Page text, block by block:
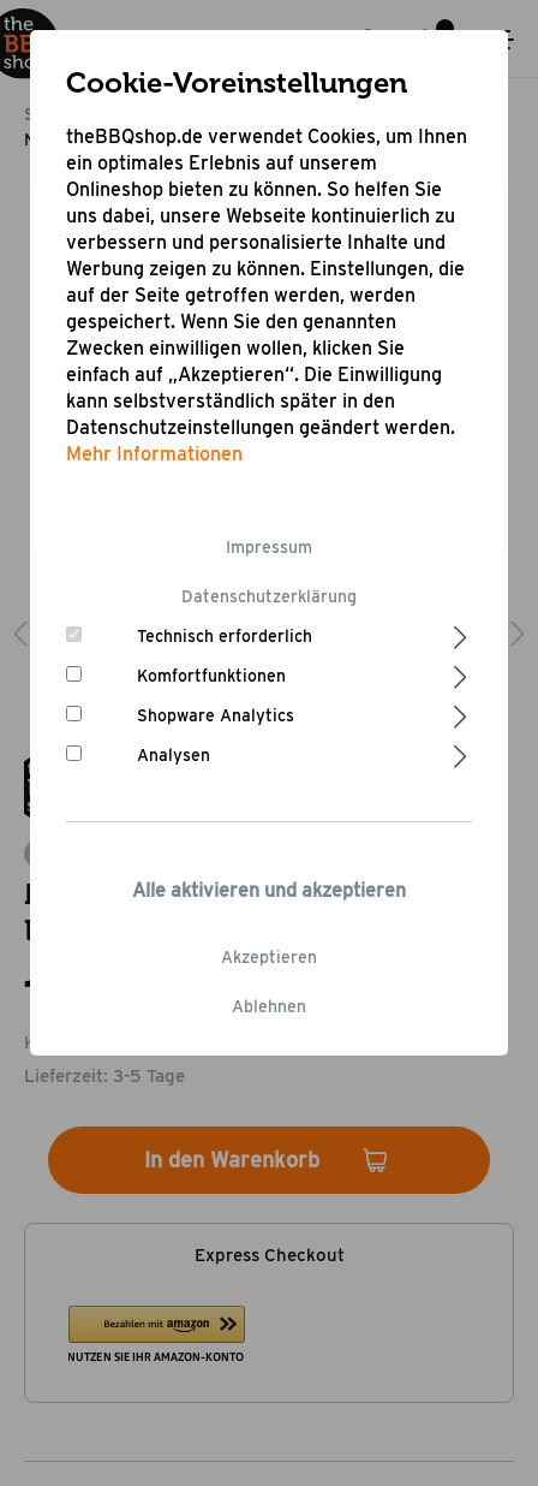
Startseite
Nordic Design Unterschrank Doppelschrank
Nordic Design Unterschrank
Doppelschrank
1.199,00 €*
Kostenloser Versand.
Lieferzeit: 3-5 Tage
In den Warenkorb
Express Checkout
Cookie-Voreinstellungen
theBBQshop.de verwendet Cookies, um Ihnen
ein optimales Erlebnis auf unserem
Onlineshop bieten zu können. So helfen Sie
uns dabei, unsere Webseite kontinuierlich zu
verbessern und personalisierte Inhalte und
Werbung zeigen zu können. Einstellungen, die
auf der Seite getroffen werden, werden
gespeichert. Wenn Sie den genannten
Zwecken einwilligen wollen, klicken Sie
einfach auf „Akzeptieren“. Die Einwilligung
kann selbstverständlich später in den
Datenschutzeinstellungen geändert werden.
Mehr Informationen
Datenschutzerklärung
Impressum
Technisch erforderlich
Komfortfunktionen
Shopware Analytics
Analysen
Ablehnen
Akzeptieren
Alle aktivieren und akzeptieren